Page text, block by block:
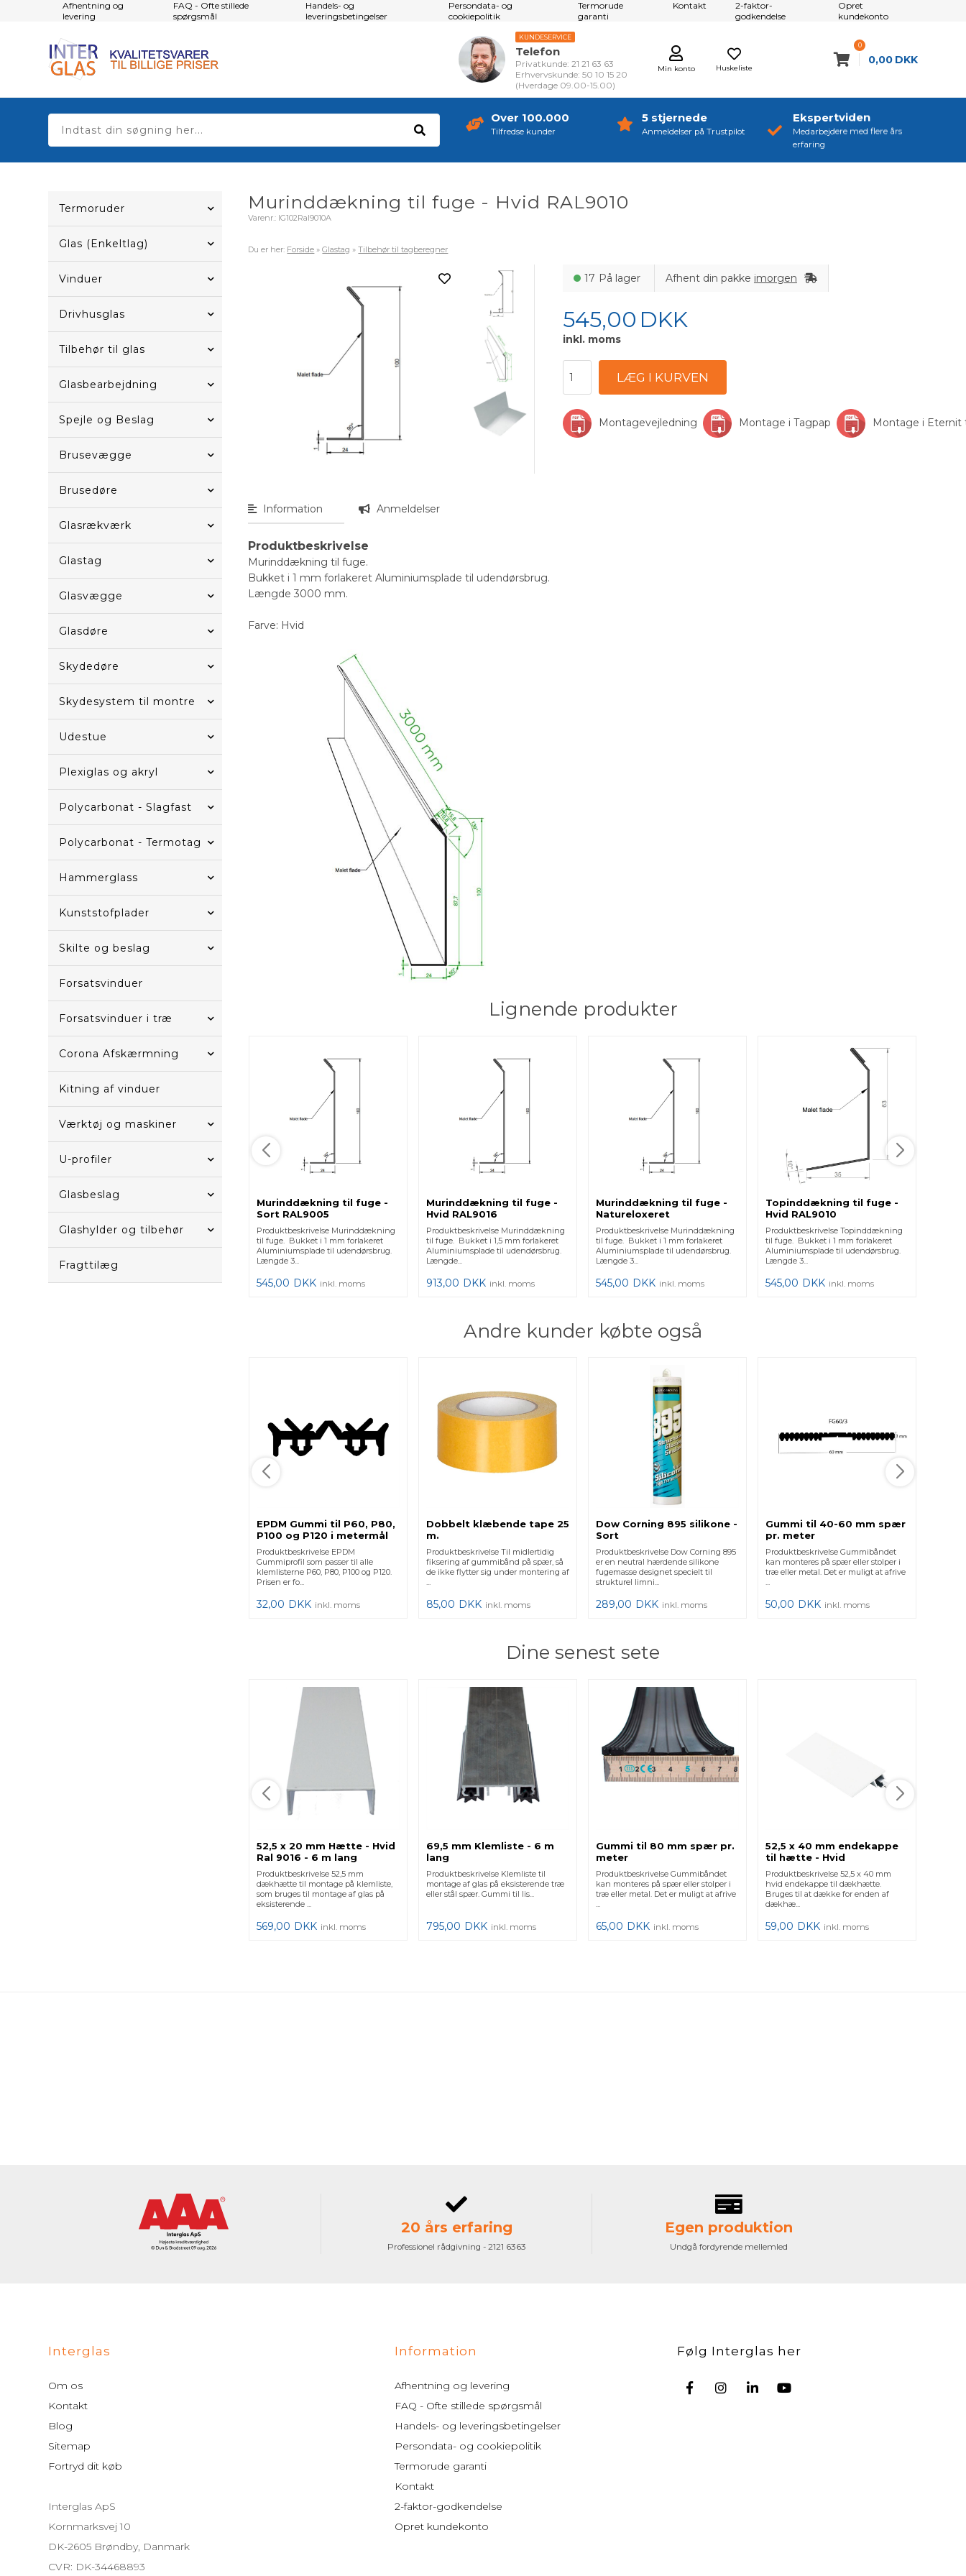
Afhentning og
levering
FAQ - Ofte stillede
spørgsmål
Handels- og
leveringsbetingelser
Persondata- og
cookiepolitik
Termorude
garanti
Kontakt
2-faktor-
godkendelse
Opret
kundekonto
Huskeliste
Min konto
KUNDESERVICE
Telefon
Privatkunde: 21 21 63 63
Erhvervskunde: 50 10 15 20
(Hverdage 09.00-15.00)
0
0,00 DKK
Over 100.000
Tilfredse kunder
5 stjernede
Anmeldelser på Trustpilot
Ekspertviden
Medarbejdere med flere års
erfaring
Termoruder
Glas (Enkeltlag)
Vinduer
Drivhusglas
Tilbehør til glas
Glasbearbejdning
Spejle og Beslag
Brusevægge
Brusedøre
Glasrækværk
Glastag
Glasvægge
Glasdøre
Skydedøre
Skydesystem til montre
Udestue
Plexiglas og akryl
Polycarbonat - Slagfast
Polycarbonat - Termotag
Hammerglass
Kunststofplader
Skilte og beslag
Forsatsvinduer
Forsatsvinduer i træ
Corona Afskærmning
Kitning af vinduer
Værktøj og maskiner
U-profiler
Glasbeslag
Glashylder og tilbehør
Fragttilæg
Murinddækning til fuge - Hvid RAL9010
Varenr.: IG102Ral9010A
Du er her: Forside »Glastag »Tilbehør til tagberegner
17 På lager Afhent din pakke imorgen
545,00 DKK
inkl. moms
Montagevejledning Montage i Tagpap Montage i
Information Anmeldelser
Produktbeskrivelse
Murinddækning til fuge.
Bukket i 1 mm forlakeret Aluminiumsplade til udendørsbrug.
Længde 3000 mm.
Farve: Hvid
Lignende produkter
Murinddækning til fuge -
Sort RAL9005
Produktbeskrivelse Murinddækning
til fuge. Bukket i 1 mm forlakeret
Aluminiumsplade til udendørsbrug.
Længde 3...
545,00 DKK inkl. moms
Murinddækning til fuge -
Hvid RAL9016
Produktbeskrivelse Murinddækning
til fuge. Bukket i 1,5 mm forlakeret
Aluminiumsplade til udendørsbrug.
Længde...
913,00 DKK inkl. moms
Murinddækning til fuge -
Natureloxeret
Produktbeskrivelse Murinddækning
til fuge. Bukket i 1 mm forlakeret
Aluminiumsplade til udendørsbrug.
Længde 3...
545,00 DKK inkl. moms
Topinddækning til fuge -
Hvid RAL9010
Produktbeskrivelse Topinddækning
til fuge. Bukket i 1 mm forlakeret
Aluminiumsplade til udendørsbrug.
Længde 3...
545,00 DKK inkl. moms
Andre kunder købte også
EPDM Gummi til P60, P80,
P100 og P120 i metermål
Produktbeskrivelse EPDM
Gummiprofil som passer til alle
klemlisterne P60, P80, P100 og P120.
Prisen er fo...
32,00 DKK inkl. moms
Dobbelt klæbende tape 25
m.
Produktbeskrivelse Til midlertidig
fiksering af gummibånd på spær, så
de ikke flytter sig under montering af
...
85,00 DKK inkl. moms
Dow Corning 895 silikone -
Sort
Produktbeskrivelse Dow Corning 895
er en neutral hærdende silikone
fugemasse designet specielt til
strukturel limni...
289,00 DKK inkl. moms
Gummi til 40-60 mm spær
pr. meter
Produktbeskrivelse Gummibåndet
kan monteres på spær eller stolper i
træ eller metal. Det er muligt at afrive
...
50,00 DKK inkl. moms
Dine senest sete
52,5 x 20 mm Hætte - Hvid
Ral 9016 - 6 m lang
Produktbeskrivelse 52,5 mm
dækhætte til montage på klemliste,
som bruges til montage af glas på
eksisterende ...
569,00 DKK inkl. moms
69,5 mm Klemliste - 6 m
lang
Produktbeskrivelse Klemliste til
montage af glas på eksisterende træ
eller stål spær. Gummi til lis...
795,00 DKK inkl. moms
Gummi til 80 mm spær pr.
meter
Produktbeskrivelse Gummibåndet
kan monteres på spær eller stolper i
træ eller metal. Det er muligt at afrive
65,00 DKK inkl. moms
52,5 x 40 mm endekappe
til hætte - Hvid
Produktbeskrivelse 52,5 x 40 mm
hvid endekappe til dækhætte.
Bruges til at dække for enden af
dækhæ...
59,00 DKK inkl. moms
20 års erfaring
Professionel rådgivning - 2121 6363
Egen produktion
Undgå fordyrende mellemled
Interglas
Om os
Kontakt
Blog
Sitemap
Fortryd dit køb
Interglas ApS
Kornmarksvej 10
DK-2605 Brøndby, Danmark
CVR: DK-34468893
Information
Afhentning og levering
FAQ - Ofte stillede spørgsmål
Handels- og leveringsbetingelser
Persondata- og cookiepolitik
Termorude garanti
Kontakt
2-faktor-godkendelse
Opret kundekonto
Følg Interglas her